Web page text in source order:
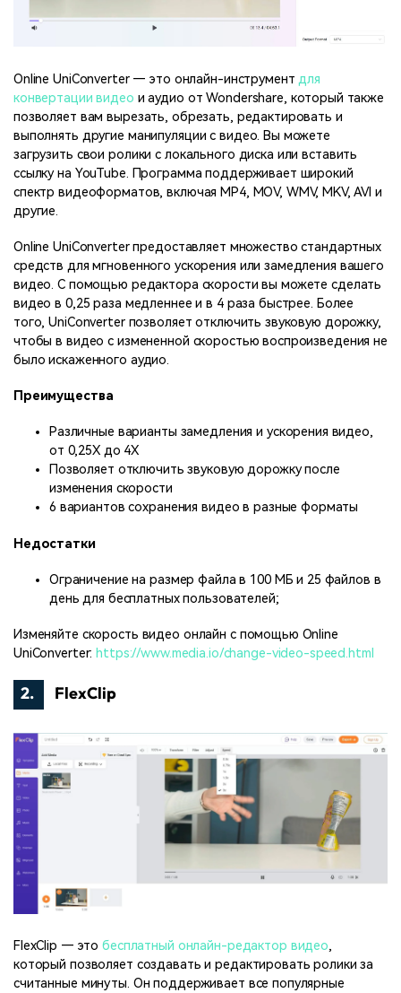
Online UniConverter — это онлайн-инструмент для
конвертации видео и аудио от Wondershare, который также
позволяет вам вырезать, обрезать, редактировать и
выполнять другие манипуляции с видео. Вы можете
загрузить свои ролики с локального диска или вставить
ссылку на YouTube. Программа поддерживает широкий
спектр видеоформатов, включая MP4, MOV, WMV, MKV, AVI и
другие.
Online UniConverter предоставляет множество стандартных
средств для мгновенного ускорения или замедления вашего
видео. С помощью редактора скорости вы можете сделать
видео в 0,25 раза медленнее и в 4 раза быстрее. Более
того, UniConverter позволяет отключить звуковую дорожку,
чтобы в видео с измененной скоростью воспроизведения не
было искаженного аудио.
Преимущества
Различные варианты замедления и ускорения видео,
от 0,25X до 4X
Позволяет отключить звуковую дорожку после
изменения скорости
6 вариантов сохранения видео в разные форматы
Недостатки
Ограничение на размер файла в 100 МБ и 25 файлов в
день для бесплатных пользователей;
Изменяйте скорость видео онлайн с помощью Online
UniConverter: https://www.media.io/change-video-speed.html
2. FlexClip
FlexClip — это бесплатный онлайн-редактор видео,
который позволяет создавать и редактировать ролики за
считанные минуты. Он поддерживает все популярные